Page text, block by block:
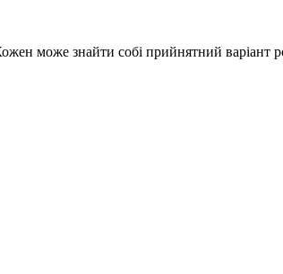
може знайти собі прийнятний варіант